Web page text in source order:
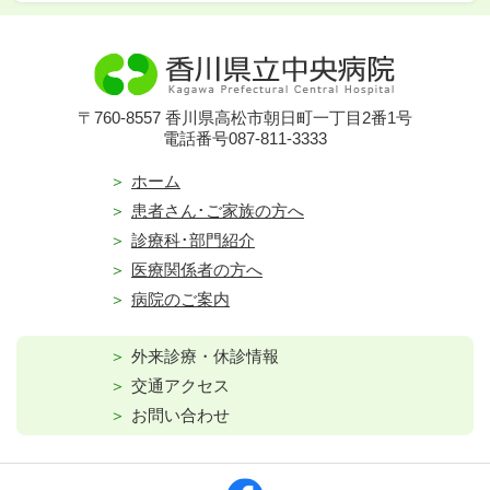
〒760-8557 香川県高松市朝日町一丁目2番1号
電話番号087-811-3333
ホーム
患者さん･ご家族の方へ
診療科･部門紹介
医療関係者の方へ
病院のご案内
外来診療・休診情報
交通アクセス
お問い合わせ